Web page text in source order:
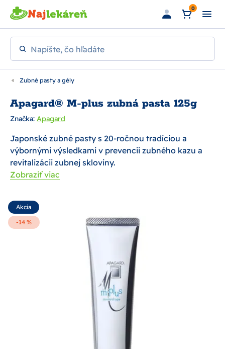
Preskočiť na hlavný obsah 0
Napíšte, čo hľadáte
Zubné pasty a gély
Apagard® M-plus zubná pasta 125g
Značka: Apagard
Japonské zubné pasty s 20-ročnou tradíciou a
výbornými výsledkami v prevencii zubného kazu a
revitalizácii zubnej skloviny.
Zobraziť viac
Akcia
-14 %